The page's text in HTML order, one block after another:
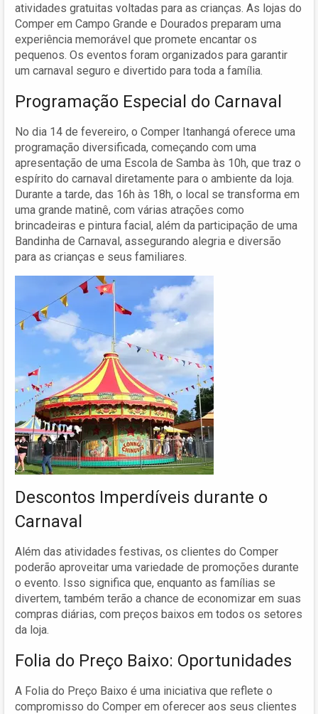
atividades gratuitas voltadas para as crianças. As lojas do
Comper em Campo Grande e Dourados preparam uma
experiência memorável que promete encantar os
pequenos. Os eventos foram organizados para garantir
um carnaval seguro e divertido para toda a família.
Programação Especial do Carnaval
No dia 14 de fevereiro, o Comper Itanhangá oferece uma
programação diversificada, começando com uma
apresentação de uma Escola de Samba às 10h, que traz o
espírito do carnaval diretamente para o ambiente da loja.
Durante a tarde, das 16h às 18h, o local se transforma em
uma grande matinê, com várias atrações como
brincadeiras e pintura facial, além da participação de uma
Bandinha de Carnaval, assegurando alegria e diversão
para as crianças e seus familiares.
Descontos Imperdíveis durante o
Carnaval
Além das atividades festivas, os clientes do Comper
poderão aproveitar uma variedade de promoções durante
o evento. Isso significa que, enquanto as famílias se
divertem, também terão a chance de economizar em suas
compras diárias, com preços baixos em todos os setores
da loja.
Folia do Preço Baixo: Oportunidades
A Folia do Preço Baixo é uma iniciativa que reflete o
compromisso do Comper em oferecer aos seus clientes